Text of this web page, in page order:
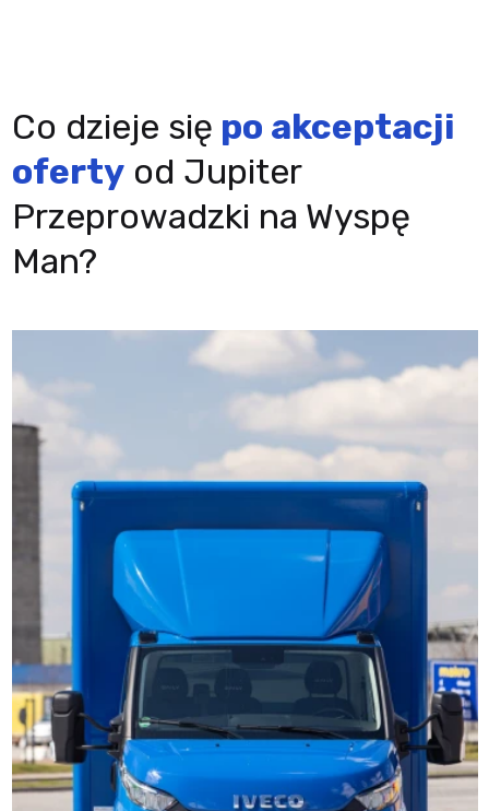
Co dzieje się po akceptacji
ofertyod Jupiter
Przeprowadzki na Wyspę
Man?